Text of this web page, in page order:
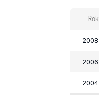
Rok
2008
2006
2004